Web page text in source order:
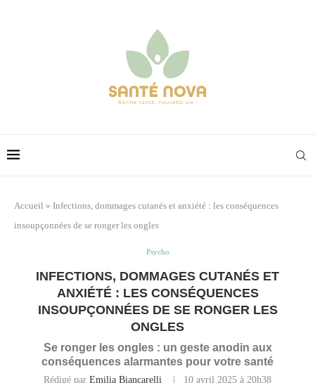
Accueil » Infections, dommages cutanés et anxiété : les conséquences
insoupçonnées de se ronger les ongles
Psycho
INFECTIONS, DOMMAGES CUTANÉS ET
ANXIÉTÉ : LES CONSÉQUENCES
INSOUPÇONNÉES DE SE RONGER LES
ONGLES
Se ronger les ongles : un geste anodin aux
conséquences alarmantes pour votre santé
Rédigé par Emilia Biancarelli 10 avril 2025 à 20h38